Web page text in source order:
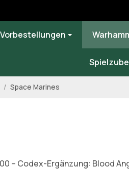
Vorbestellungen
/ Space Marines